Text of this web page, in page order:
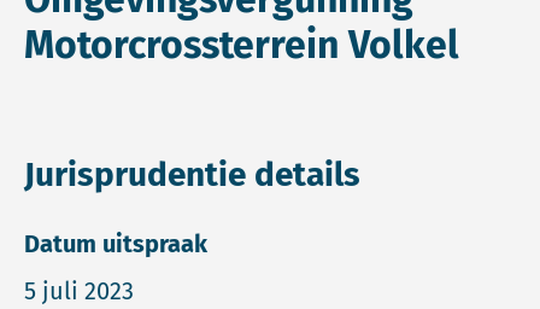
Motorcrossterrein Volkel
Jurisprudentie details
Datum uitspraak
5 juli 2023